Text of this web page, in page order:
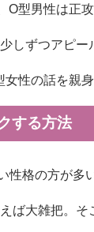
型男性は正
しずつアピー
性の話を親
する方法
性格の方が多
ば大雑把。そ